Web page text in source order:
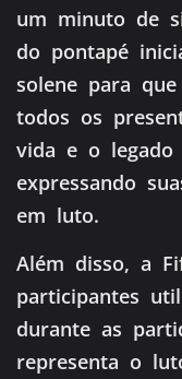
um minuto de
do pontapé
solene para
todos os
vida e o legado
expressando
em luto.
Além disso, a
participantes
durante as
representa o